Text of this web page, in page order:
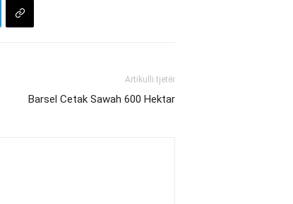
Artikulli tjetër
Barsel Cetak Sawah 600 Hektar